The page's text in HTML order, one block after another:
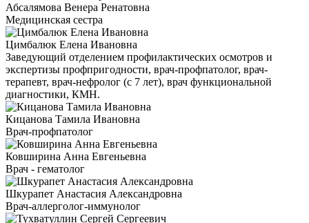
Абсалямова Венера Ренатовна
Медицинская сестра
Цимбалюк Елена Ивановна
Заведующий отделением профилактических осмотров и
экспертизы профпригодности, врач-профпатолог, врач-
терапевт, врач-нефролог (с 7 лет), врач функциональной
диагностики, КМН.
Кицанова Тамила Ивановна
Врач-профпатолог
Ковширина Анна Евгеньевна
Врач - гематолог
Шкурапет Анастасия Александровна
Врач-аллерголог-иммунолог